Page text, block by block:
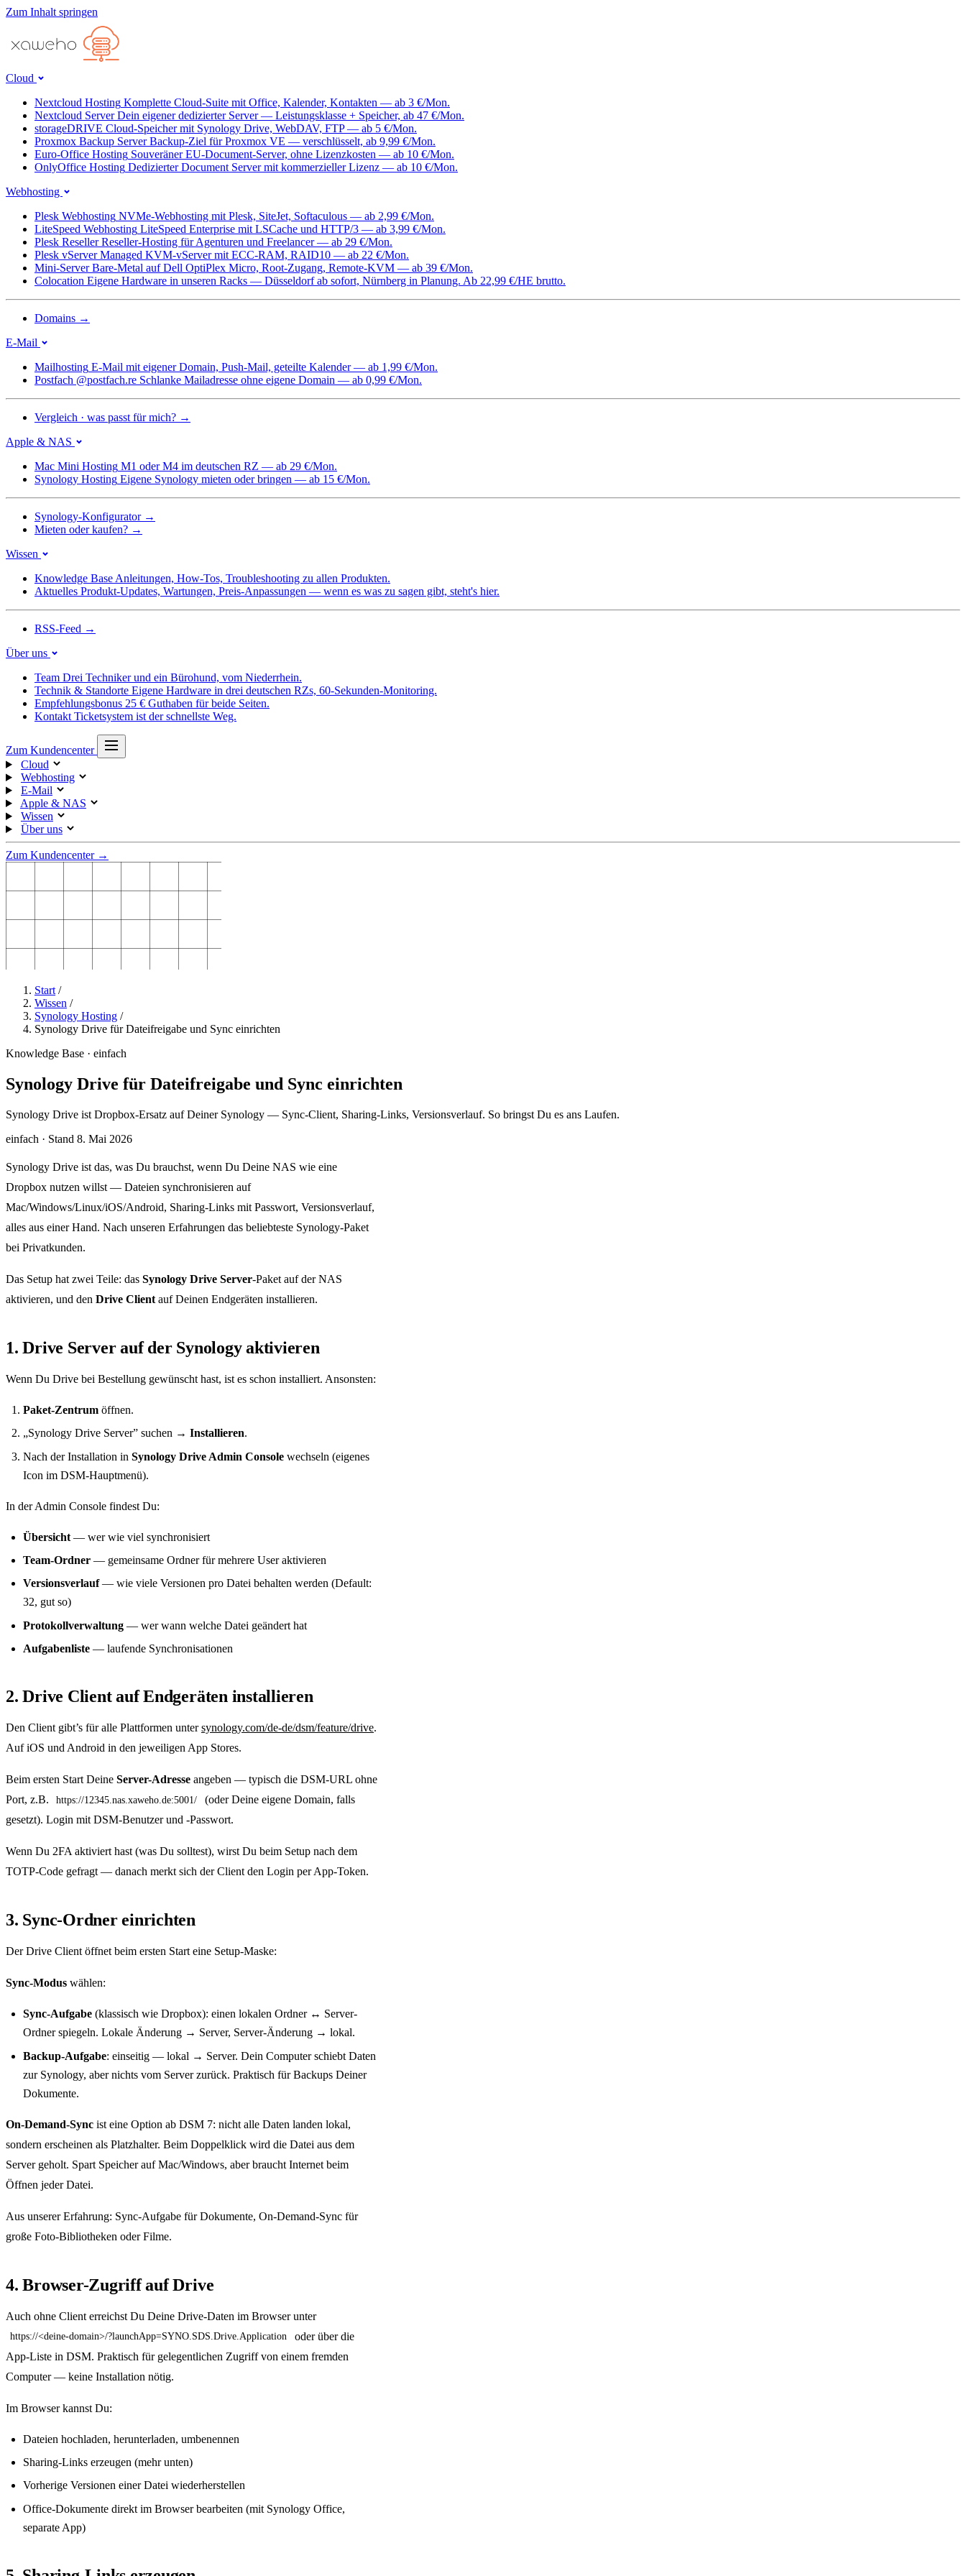
Zum Inhalt springen
Cloud
Nextcloud Hosting Komplette Cloud-Suite mit Office, Kalender, Kontakten — ab 3 €/Mon.
Nextcloud Server Dein eigener dedizierter Server — Leistungsklasse + Speicher, ab 47 €/Mon.
storageDRIVE Cloud-Speicher mit Synology Drive, WebDAV, FTP — ab 5 €/Mon.
Proxmox Backup Server Backup-Ziel für Proxmox VE — verschlüsselt, ab 9,99 €/Mon.
Euro-Office Hosting Souveräner EU-Document-Server, ohne Lizenzkosten — ab 10 €/Mon.
OnlyOffice Hosting Dedizierter Document Server mit kommerzieller Lizenz — ab 10 €/Mon.
Webhosting
Plesk Webhosting NVMe-Webhosting mit Plesk, SiteJet, Softaculous — ab 2,99 €/Mon.
LiteSpeed Webhosting LiteSpeed Enterprise mit LSCache und HTTP/3 — ab 3,99 €/Mon.
Plesk Reseller Reseller-Hosting für Agenturen und Freelancer — ab 29 €/Mon.
Plesk vServer Managed KVM-vServer mit ECC-RAM, RAID10 — ab 22 €/Mon.
Mini-Server Bare-Metal auf Dell OptiPlex Micro, Root-Zugang, Remote-KVM — ab 39 €/Mon.
Colocation Eigene Hardware in unseren Racks — Düsseldorf ab sofort, Nürnberg in Planung. Ab 22,99 €/HE brutto.
Domains →
E-Mail
Mailhosting E-Mail mit eigener Domain, Push-Mail, geteilte Kalender — ab 1,99 €/Mon.
Postfach @postfach.re Schlanke Mailadresse ohne eigene Domain — ab 0,99 €/Mon.
Vergleich · was passt für mich? →
Apple & NAS
Mac Mini Hosting M1 oder M4 im deutschen RZ — ab 29 €/Mon.
Synology Hosting Eigene Synology mieten oder bringen — ab 15 €/Mon.
Synology-Konfigurator →
Mieten oder kaufen? →
Wissen
Knowledge Base Anleitungen, How-Tos, Troubleshooting zu allen Produkten.
Aktuelles Produkt-Updates, Wartungen, Preis-Anpassungen — wenn es was zu sagen gibt, steht's hier.
RSS-Feed →
Über uns
Team Drei Techniker und ein Bürohund, vom Niederrhein.
Technik & Standorte Eigene Hardware in drei deutschen RZs, 60-Sekunden-Monitoring.
Empfehlungsbonus 25 € Guthaben für beide Seiten.
Kontakt Ticketsystem ist der schnellste Weg.
Zum Kundencenter
Cloud
Webhosting
E-Mail
Apple & NAS
Wissen
Über uns
Zum Kundencenter →
Start /
Wissen /
Synology Hosting /
Synology Drive für Dateifreigabe und Sync einrichten
Knowledge Base · einfach
Synology Drive für Dateifreigabe und Sync einrichten
Synology Drive ist Dropbox-Ersatz auf Deiner Synology — Sync-Client, Sharing-Links, Versionsverlauf. So bringst Du es ans Laufen.
einfach · Stand 8. Mai 2026
Synology Drive ist das, was Du brauchst, wenn Du Deine NAS wie eine
Dropbox nutzen willst — Dateien synchronisieren auf
Mac/Windows/Linux/iOS/Android, Sharing-Links mit Passwort, Versionsverlauf,
alles aus einer Hand. Nach unseren Erfahrungen das beliebteste Synology-Paket
bei Privatkunden.
Das Setup hat zwei Teile: das Synology Drive Server-Paket auf der NAS
aktivieren, und den Drive Client auf Deinen Endgeräten installieren.
1. Drive Server auf der Synology aktivieren
Wenn Du Drive bei Bestellung gewünscht hast, ist es schon installiert. Ansonsten:
Paket-Zentrum öffnen.
„Synology Drive Server” suchen → Installieren.
Nach der Installation in Synology Drive Admin Console wechseln (eigenes
Icon im DSM-Hauptmenü).
In der Admin Console findest Du:
Übersicht — wer wie viel synchronisiert
Team-Ordner — gemeinsame Ordner für mehrere User aktivieren
Versionsverlauf— wie viele Versionen pro Datei behalten werden (Default:
32, gut so)
Protokollverwaltung — wer wann welche Datei geändert hat
Aufgabenliste — laufende Synchronisationen
2. Drive Client auf Endgeräten installieren
Den Client gibt’s für alle Plattformen untersynology.com/de-de/dsm/feature/drive.
Auf iOS und Android in den jeweiligen App Stores.
Beim ersten Start Deine Server-Adresse angeben — typisch die DSM-URL ohne
Port, z.B.
https://12345.nas.xaweho.de:5001/
(oder Deine eigene Domain, falls
gesetzt). Login mit DSM-Benutzer und -Passwort.
Wenn Du 2FA aktiviert hast (was Du solltest), wirst Du beim Setup nach dem
TOTP-Code gefragt — danach merkt sich der Client den Login per App-Token.
3. Sync-Ordner einrichten
Der Drive Client öffnet beim ersten Start eine Setup-Maske:
Sync-Modus wählen:
Sync-Aufgabe (klassisch wie Dropbox): einen lokalen Ordner ↔ Server-
Ordner spiegeln. Lokale Änderung → Server, Server-Änderung → lokal.
Backup-Aufgabe: einseitig — lokal → Server. Dein Computer schiebt Daten
zur Synology, aber nichts vom Server zurück. Praktisch für Backups Deiner
Dokumente.
On-Demand-Sync ist eine Option ab DSM 7: nicht alle Daten landen lokal,
sondern erscheinen als Platzhalter. Beim Doppelklick wird die Datei aus dem
Server geholt. Spart Speicher auf Mac/Windows, aber braucht Internet beim
Öffnen jeder Datei.
Aus unserer Erfahrung: Sync-Aufgabe für Dokumente, On-Demand-Sync für
große Foto-Bibliotheken oder Filme.
4. Browser-Zugriff auf Drive
Auch ohne Client erreichst Du Deine Drive-Daten im Browser unter
https://<deine-domain>/?launchApp=SYNO.SDS.Drive.Application
oder über die
App-Liste in DSM. Praktisch für gelegentlichen Zugriff von einem fremden
Computer — keine Installation nötig.
Im Browser kannst Du:
Dateien hochladen, herunterladen, umbenennen
Sharing-Links erzeugen (mehr unten)
Vorherige Versionen einer Datei wiederherstellen
Office-Dokumente direkt im Browser bearbeiten (mit Synology Office,
separate App)